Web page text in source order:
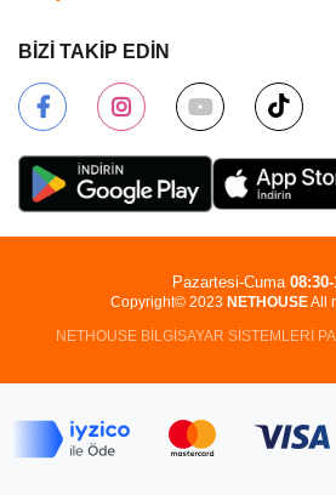
BİZİ TAKİP EDİN
Copyright© 2023 NETHOUSEAll
NETHOUSE BİLGİSAYAR SİSTEMLERİ
Pazartesi-Cuma